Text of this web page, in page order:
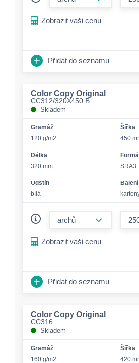
Zobrazit vaši cenu
Přidat do seznamu
Color Copy Original
CC312/320X450.B
Skladem
Gramáž
120 g/m2
Šířka
450
Délka
320 mm
SRA3
Odstín
bílá
Balení
Zobrazit vaši cenu
Přidat do seznamu
Color Copy Original
CC316
Skladem
Gramáž
160 g/m2
Šířka
420